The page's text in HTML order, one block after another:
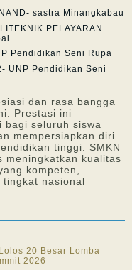
sastra Minangkabau
PELAYARAN
Pendidikan Seni Rupa
UNP Pendidikan Seni
dan rasa bangga
Prestasi ini
bagi seluruh siswa
mempersiapkan diri
tinggi. SMKN
meningkatkan kualitas
kompeten,
nasional
20 Besar Lomba
2026